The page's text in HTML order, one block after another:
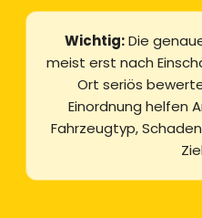
Wichtig:Die
meist erst nach
Ort seriös
Einordnung helfen
Fahrzeugtyp,